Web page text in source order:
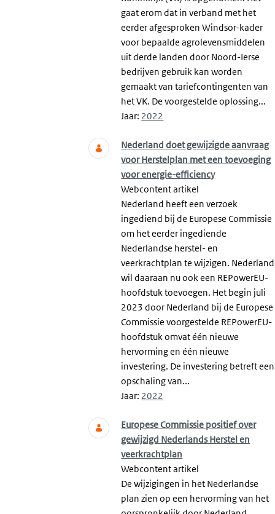
gaat erom dat in verband met het
eerder afgesproken Windsor-kader
voor bepaalde agrolevensmiddelen
uit derde landen door Noord-Ierse
bedrijven gebruik kan worden
gemaakt van tariefcontingenten van
het VK. De voorgestelde oplossing...
Jaar: 2022
Nederland doet gewijzigde aanvraag
voor Herstelplan met een toevoeging
voor energie-efficiency
Webcontent artikel
Nederland heeft een verzoek
ingediend bij de Europese Commissie
om het eerder ingediende
Nederlandse herstel- en
veerkrachtplan te wijzigen. Nederland
wil daaraan nu ook een REPowerEU-
hoofdstuk toevoegen. Het begin juli
2023 door Nederland bij de Europese
Commissie voorgestelde REPowerEU-
hoofdstuk omvat één nieuwe
hervorming en één nieuwe
investering. De investering betreft een
opschaling van...
Jaar: 2022
Europese Commissie positief over
gewijzigd Nederlands Herstel en
veerkrachtplan
Webcontent artikel
De wijzigingen in het Nederlandse
plan zien op een hervorming van het